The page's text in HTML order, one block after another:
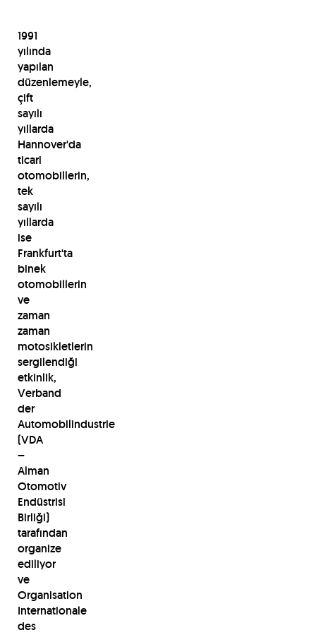
1991
yılında
yapılan
düzenlemeyle,
çift
sayılı
yıllarda
Hannover'da
ticari
otomobillerin,
tek
sayılı
yıllarda
ise
Frankfurt'ta
binek
otomobillerin
ve
zaman
zaman
motosikletlerin
sergilendiği
etkinlik,
Verband
der
Automobilindustrie
(VDA
–
Alman
Otomotiv
Endüstrisi
Birliği)
tarafından
organize
ediliyor
ve
Organisation
Internationale
des